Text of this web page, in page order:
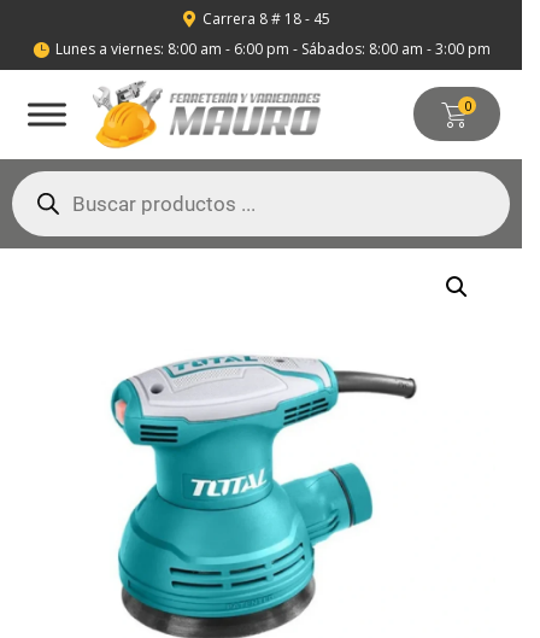
 Carrera 8 # 18 - 45
 Lunes a viernes: 8:00 am - 6:00 pm - Sábados: 8:00 am - 3:00 pm
0
Búsqueda
de
productos